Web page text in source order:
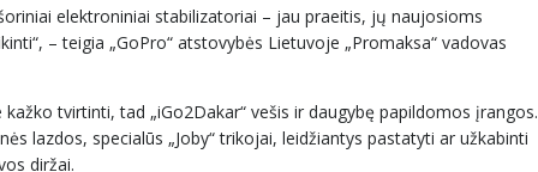
elektroniniai stabilizatoriai – jau praeitis, jų naujosioms
– teigia „GoPro“ atstovybės Lietuvoje „Promaksa“ vadovas
tvirtinti, tad „iGo2Dakar“ vešis ir daugybę papildomos įrangos.
lazdos, specialūs „Joby“ trikojai, leidžiantys pastatyti ar užkabinti
diržai.